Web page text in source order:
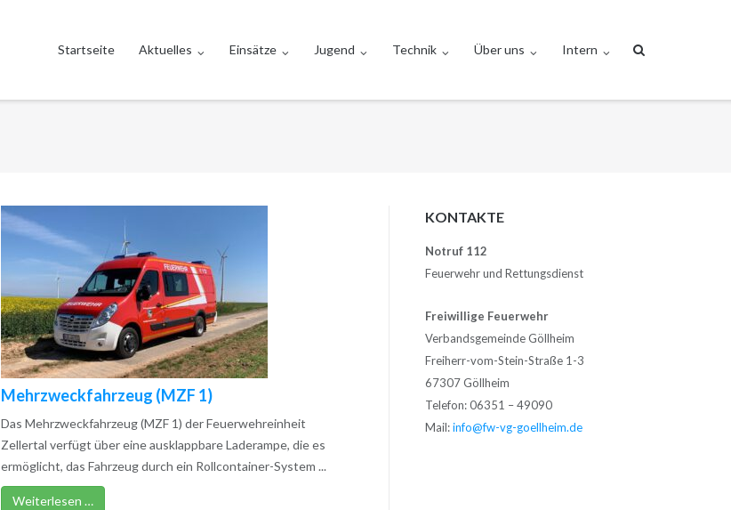
Startseite Aktuelles Einsätze Jugend Technik Über uns Intern
Mehrzweckfahrzeug (MZF 1)
Das Mehrzweckfahrzeug (MZF 1) der Feuerwehreinheit
Zellertal verfügt über eine ausklappbare Laderampe, die es
ermöglicht, das Fahrzeug durch ein Rollcontainer-System ...
Weiterlesen …
KONTAKTE
Notruf 112
Feuerwehr und Rettungsdienst
Freiwillige Feuerwehr
Verbandsgemeinde Göllheim
Freiherr-vom-Stein-Straße 1-3
67307 Göllheim
Telefon: 06351 – 49090
Mail:info@fw-vg-goellheim.de